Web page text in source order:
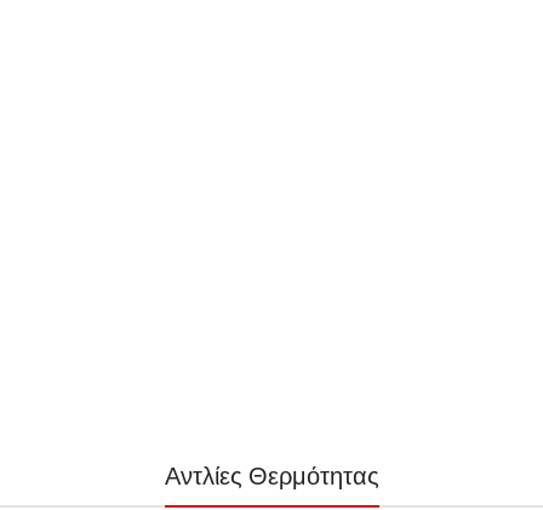
Αντλίες Θερμότητας